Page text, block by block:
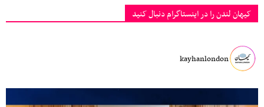
کیهان لندن را در اینستاگرام دنبال کنید
kayhanlondon